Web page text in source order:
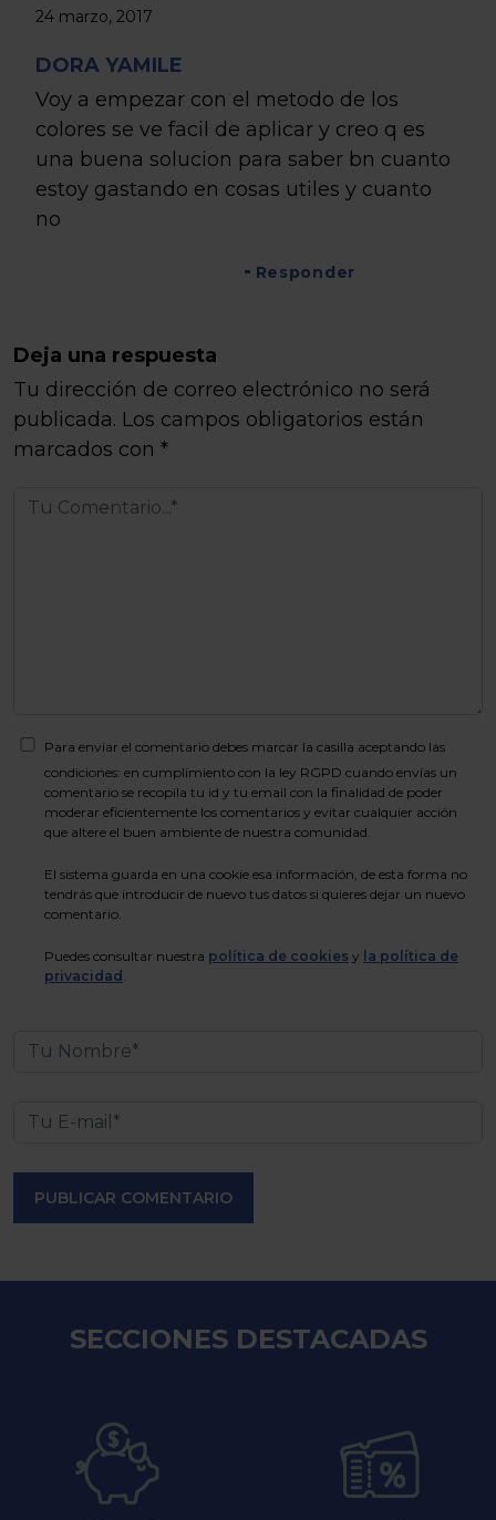
24 marzo, 2017
DORA YAMILE
Voy a empezar con el metodo de los
colores se ve facil de aplicar y creo q es
una buena solucion para saber bn cuanto
estoy gastando en cosas utiles y cuanto
no
Responder
Deja una respuesta
Tu dirección de correo electrónico no será
publicada. Los campos obligatorios están
marcados con *
Para enviar el comentario debes marcar la casilla aceptando las
condiciones: en cumplimiento con la ley RGPD cuando envías un
comentario se recopila tu id y tu email con la finalidad de poder
moderar eficientemente los comentarios y evitar cualquier acción
que altere el buen ambiente de nuestra comunidad.
El sistema guarda en una cookie esa información, de esta forma no
tendrás que introducir de nuevo tus datos si quieres dejar un nuevo
comentario.
Puedes consultar nuestra política de cookies y la política de
privacidad .
PUBLICAR COMENTARIO
SECCIONES DESTACADAS